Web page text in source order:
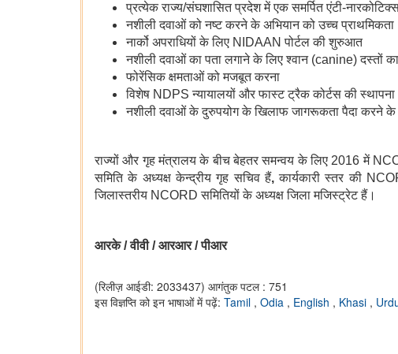
प्रत्येक राज्य/संघशासित प्रदेश में एक समर्पित एंटी-
नशीली दवाओं को नष्ट करने के अभियान को उच्च प्राथमिकता
नार्को अपराधियों के लिए NIDAAN पोर्टल की शुरुआत
नशीली दवाओं का पता लगाने के लिए श्वान (canine) दस्तों
फोरेंसिक क्षमताओं को मजबूत करना
विशेष NDPS न्यायालयों और फास्ट ट्रैक कोर्टस की स्थापना
नशीली दवाओं के दुरुपयोग के खिलाफ जागरूकता पैदा करने के
राज्यों और गृह मंत्रालय के बीच बेहतर समन्वय के लिए 2016 में
समिति के अध्यक्ष केन्द्रीय गृह सचिव हैं,कार्यकारी स्तर की
जिलास्तरीय NCORD समितियों के अध्यक्ष जिला मजिस्ट्रेट हैं।
आरके/वीवी/आरआर/पीआर
(रिलीज़ आईडी: 2033437) आगंतुक पटल : 751
इस विज्ञप्ति को इन भाषाओं में पढ़ें: Tamil , Odia , English , Khasi ,